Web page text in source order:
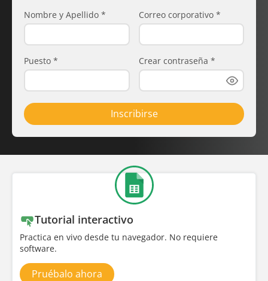
Nombre y Apellido * Correo corporativo *
Puesto * Crear contraseña *
Inscribirse
Tutorial interactivo
Practica en vivo desde tu navegador. No requiere
software.
Pruébalo ahora